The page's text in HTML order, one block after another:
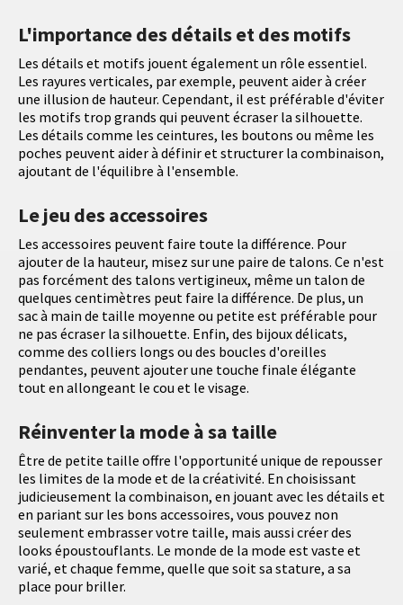
L'importance des détails et des motifs
Les détails et motifs jouent également un rôle essentiel.
Les rayures verticales, par exemple, peuvent aider à créer
une illusion de hauteur. Cependant, il est préférable d'éviter
les motifs trop grands qui peuvent écraser la silhouette.
Les détails comme les ceintures, les boutons ou même les
poches peuvent aider à définir et structurer la combinaison,
ajoutant de l'équilibre à l'ensemble.
Le jeu des accessoires
Les accessoires peuvent faire toute la différence. Pour
ajouter de la hauteur, misez sur une paire de talons. Ce n'est
pas forcément des talons vertigineux, même un talon de
quelques centimètres peut faire la différence. De plus, un
sac à main de taille moyenne ou petite est préférable pour
ne pas écraser la silhouette. Enfin, des bijoux délicats,
comme des colliers longs ou des boucles d'oreilles
pendantes, peuvent ajouter une touche finale élégante
tout en allongeant le cou et le visage.
Réinventer la mode à sa taille
Être de petite taille offre l'opportunité unique de repousser
les limites de la mode et de la créativité. En choisissant
judicieusement la combinaison, en jouant avec les détails et
en pariant sur les bons accessoires, vous pouvez non
seulement embrasser votre taille, mais aussi créer des
looks époustouflants. Le monde de la mode est vaste et
varié, et chaque femme, quelle que soit sa stature, a sa
place pour briller.